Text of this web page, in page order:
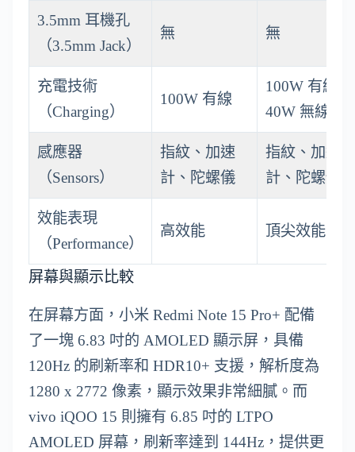
3.5mm 耳機孔
（3.5mm Jack）
無 無
充電技術
（Charging）
100W 有線
100W 有線 /
40W 無線
感應器
（Sensors）
指紋、加速
計、陀螺儀
指紋、加速
計、陀螺儀
效能表現
（Performance）
高效能 頂尖效能
屏幕與顯示比較
在屏幕方面，小米 Redmi Note 15 Pro+ 配備
了一塊 6.83 吋的 AMOLED 顯示屏，具備
120Hz 的刷新率和 HDR10+ 支援，解析度為
1280 x 2772 像素，顯示效果非常細膩。而
vivo iQOO 15 則擁有 6.85 吋的 LTPO
AMOLED 屏幕，刷新率達到 144Hz，提供更